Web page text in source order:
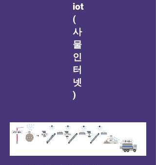
iot
(
사
물
인
터
넷
)